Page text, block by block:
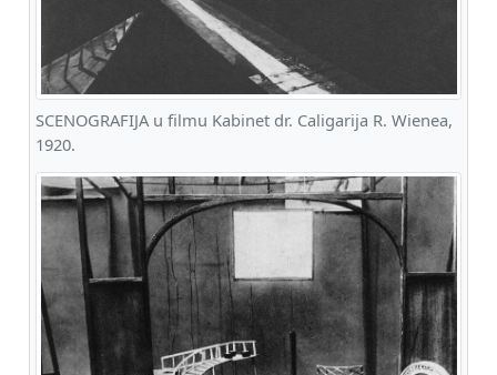
SCENOGRAFIJA u filmu Kabinet dr. Caligarija R. Wienea,
1920.